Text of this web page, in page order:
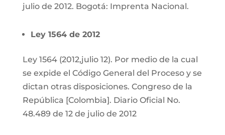
julio de 2012. Bogotá: Imprenta Nacional.
Ley 1564 de 2012
Ley 1564 (2012,julio 12). Por medio de la cual
se expide el Código General del Proceso y se
dictan otras disposiciones. Congreso de la
República [Colombia]. Diario Oficial No.
48.489 de 12 de julio de 2012